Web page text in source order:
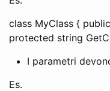
class MyClass {
protected string
I parametri
Es.